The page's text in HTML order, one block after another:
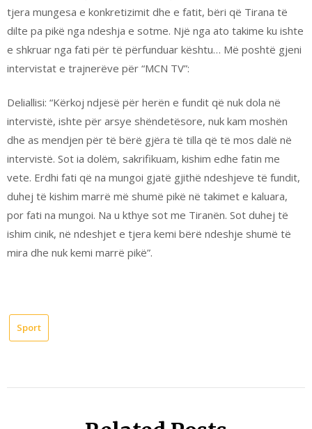
tjera mungesa e konkretizimit dhe e fatit, bëri që Tirana të
dilte pa pikë nga ndeshja e sotme. Një nga ato takime ku ishte
e shkruar nga fati për të përfunduar kështu… Më poshtë gjeni
intervistat e trajnerëve për “MCN TV”:
Deliallisi: “Kërkoj ndjesë për herën e fundit që nuk dola në
intervistë, ishte për arsye shëndetësore, nuk kam moshën
dhe as mendjen për të bërë gjëra të tilla që të mos dalë në
intervistë. Sot ia dolëm, sakrifikuam, kishim edhe fatin me
vete. Erdhi fati që na mungoi gjatë gjithë ndeshjeve të fundit,
duhej të kishim marrë më shumë pikë në takimet e kaluara,
por fati na mungoi. Na u kthye sot me Tiranën. Sot duhej të
ishim cinik, në ndeshjet e tjera kemi bërë ndeshje shumë të
mira dhe nuk kemi marrë pikë”.
Sport